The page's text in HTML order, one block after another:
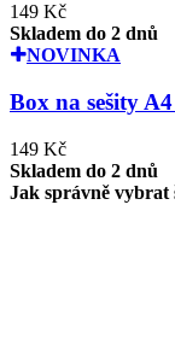
149 Kč
Skladem do 2 dnů
NOVINKA
Box na sešity
149 Kč
Skladem do 2 dnů
Jak správně vybrat